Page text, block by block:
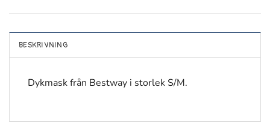
BESKRIVNING
Dykmask från Bestway i storlek S/M.